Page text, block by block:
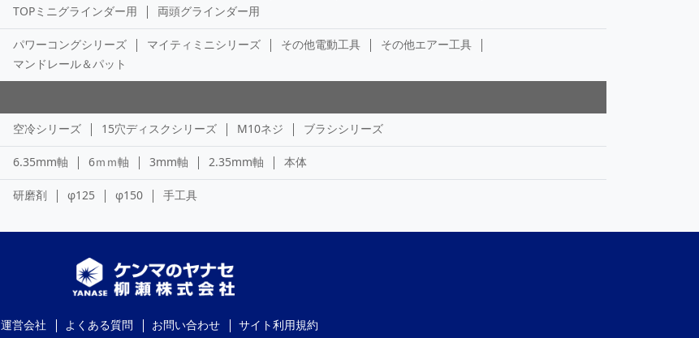
TOPミニグラインダー用
両頭グラインダー用
パワーコングシリーズ マイティミニシリーズ その他電動工具
その他エアー工具
マンドレール＆パット
空冷シリーズ 15穴ディスクシリーズ M10ネジ ブラシシリーズ
6.35mm軸 6ｍｍ軸 3mm軸 2.35mm軸 本体
研磨剤 φ125 φ150 手工具
運営会社 よくある質問 お問い合わせ サイト利用規約